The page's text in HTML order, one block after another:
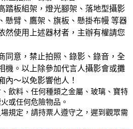
踏板組架，燈光腳架、落地型攝影
懸臂、鷹架、旗板、懸掛布幔 等器
然使用上述器材者，主辦有權請您
同意，禁止拍照、錄影、錄音，全
機。以上除參加代言人攝影會或攤
內～以免影響他人！
飲料、任何種類之金屬、玻璃、寶特
或任何危險物品。
規定，請持票人遵守之，遲到觀眾需